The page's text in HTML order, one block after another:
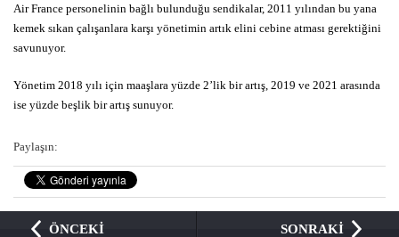
Air France personelinin bağlı bulunduğu sendikalar, 2011 yılından bu yana
kemek sıkan çalışanlara karşı yönetimin artık elini cebine atması gerektiğini
savunuyor.
Yönetim 2018 yılı için maaşlara yüzde 2’lik bir artış, 2019 ve 2021 arasında
ise yüzde beşlik bir artış sunuyor.
Paylaşın:
ÖNCEKİ
SONRAKİ